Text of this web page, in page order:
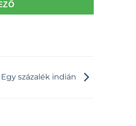
százalék indián